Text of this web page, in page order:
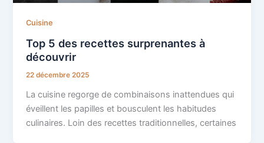
Cuisine
Top 5 des recettes surprenantes à
découvrir
22 décembre 2025
La cuisine regorge de combinaisons inattendues qui
éveillent les papilles et bousculent les habitudes
culinaires. Loin des recettes traditionnelles, certaines